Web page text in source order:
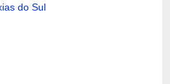
do Sul